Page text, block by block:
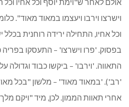
וישרצו וירבו ויעצמו במאוד מאוד".
וכל אחיו, התחילה ירידה רוחנית בכלל
בפסוק. 'פרו וישרצו' – התעסקו בפריה
התאווה. 'וירבו' – ביקשו כבוד וגדולה
'רב'). 'במאוד מאוד' – מלשון "בכל
אחרי תאוות הממון. לכן, מיד "ויקם